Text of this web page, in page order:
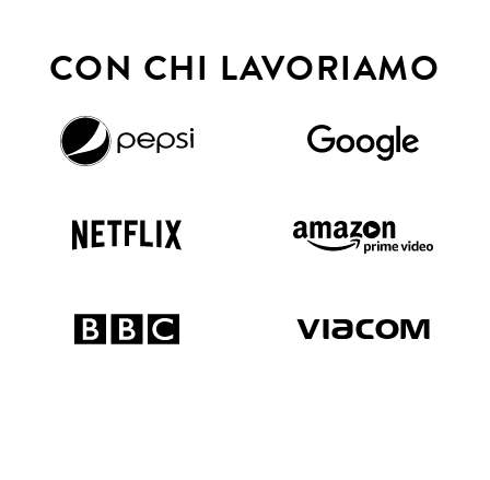
CON CHI LAVORIAMO